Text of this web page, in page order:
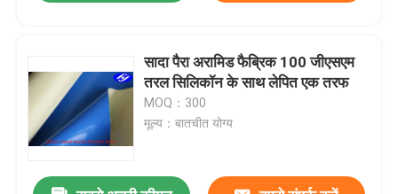
होम
उत्पाद
वीडियो
सादा पैरा अरामिड फैब्रिक 100 जीएसएम
तरल सिलिकॉन के साथ लेपित एक तरफ
MOQ：300
मूल्य：बातचीत योग्य